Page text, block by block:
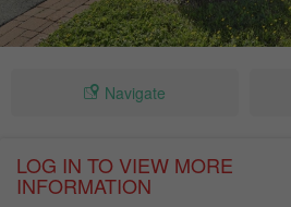
Navigate
LOG IN TO VIEW MORE
INFORMATION